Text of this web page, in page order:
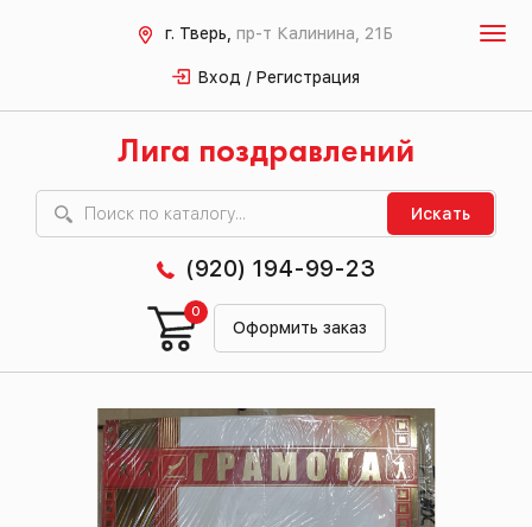
г. Тверь, пр-т Калинина, 21Б
Вход / Регистрация
Лига поздравлений
Искать
(920) 194-99-23
Оформить заказ
0